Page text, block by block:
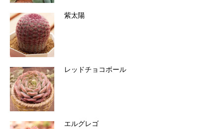
紫太陽
レッドチョコボール
エルグレゴ